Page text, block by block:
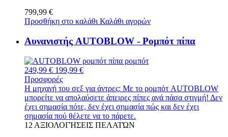
799,99 €
Προσθήκη στο καλάθι Καλάθι αγορών
Αυνανιστής AUTOBLOW - Ρομπότ πίπα
249,99 € 199,99 €
Προσφορές
Η μηχανή του σεξ για άντρες: Με το ρομπότ AUTOBLOW
μπορείτε να απολαύσετε άπειρες πίπες ανά πάσα στιγμή! Δεν
έχει σημασία πότε, δεν έχει σημασία πώς και δεν έχει
σημασία πού θέλετε να το πάρετε.
12 ΑΞΙΟΛΟΓΉΣΕΙΣ ΠΕΛΑΤΏΝ